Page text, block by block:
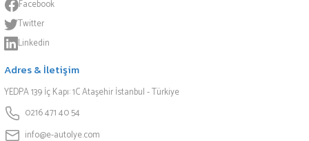
Facebook
Twitter
Linkedin
Adres & İletişim
YEDPA 139 İç Kapı: 1C Ataşehir İstanbul - Türkiye
0216 471 40 54
info@e-autolye.com